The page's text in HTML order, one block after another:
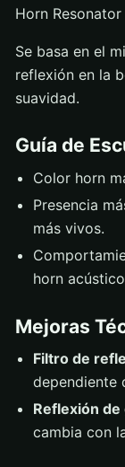
Horn
Se basa en el
reflexión en la
suavidad.
Guía de
Color horn
Presencia
más vivos.
horn
Mejoras
Filtro de
dependiente
Reflexión
cambia con